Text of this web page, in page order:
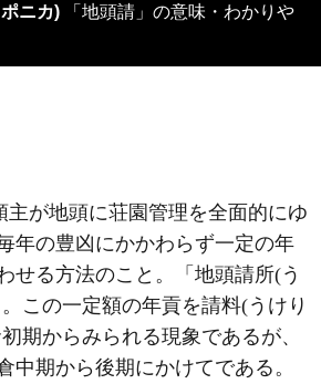
ニカ) 「地頭請」の意味・わかりや
主が地頭に荘園管理を全面的にゆ
年の豊凶にかかわらず一定の年
せる方法のこと。「地頭請所(う
この一定額の年貢を請料(うけり
期からみられる現象であるが、
中期から後期にかけてである。